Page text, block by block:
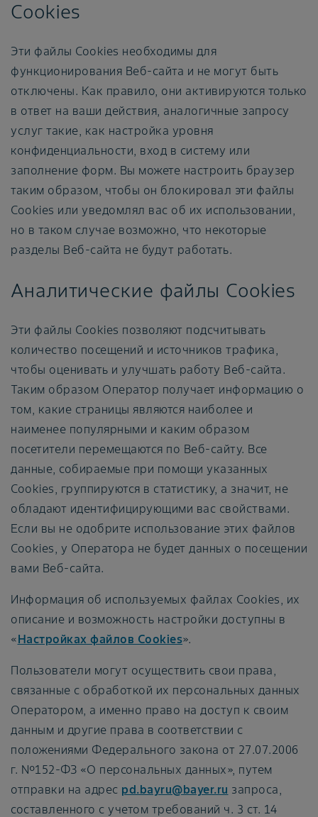
Cookies
Эти файлы Cookies необходимы для
функционирования Веб-сайта и не могут быть
отключены. Как правило, они активируются только
в ответ на ваши действия, аналогичные запросу
услуг такие, как настройка уровня
конфиденциальности, вход в систему или
заполнение форм. Вы можете настроить браузер
таким образом, чтобы он блокировал эти файлы
Cookies или уведомлял вас об их использовании,
но в таком случае возможно, что некоторые
разделы Веб-сайта не будут работать.
Аналитические файлы Cookies
Эти файлы Cookies позволяют подсчитывать
количество посещений и источников трафика,
чтобы оценивать и улучшать работу Веб-сайта.
Таким образом Оператор получает информацию о
том, какие страницы являются наиболее и
наименее популярными и каким образом
посетители перемещаются по Веб-сайту. Все
данные, собираемые при помощи указанных
Cookies, группируются в статистику, а значит, не
обладают идентифицирующими вас свойствами.
Если вы не одобрите использование этих файлов
Cookies, у Оператора не будет данных о посещении
вами Веб-сайта.
Информация об используемых файлах Cookies, их
описание и возможность настройки доступны в
«Настройках файлов Cookies».
Пользователи могут осуществить свои права,
связанные с обработкой их персональных данных
Оператором, а именно право на доступ к своим
данным и другие права в соответствии с
положениями Федерального закона от 27.07.2006
г. №152-ФЗ «О персональных данных», путем
отправки на адрес pd.bayru@bayer.ru запроса,
составленного с учетом требований ч. 3 ст. 14